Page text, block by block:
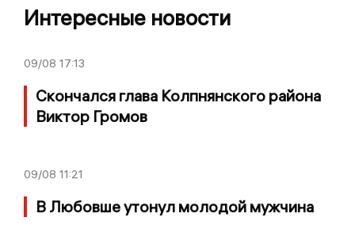
Интересные новости
09/08 17:13
Скончался глава Колпнянского района
Виктор Громов
09/08 11:21
В Любовше утонул молодой мужчина